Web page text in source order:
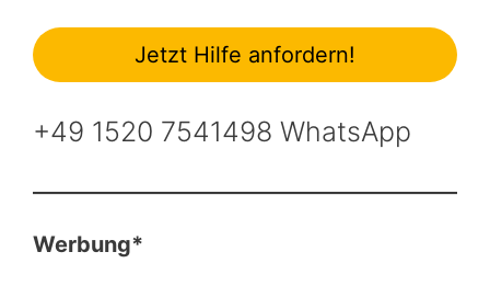
Jetzt Hilfe anfordern!
+49 1520 7541498 WhatsApp
Werbung*